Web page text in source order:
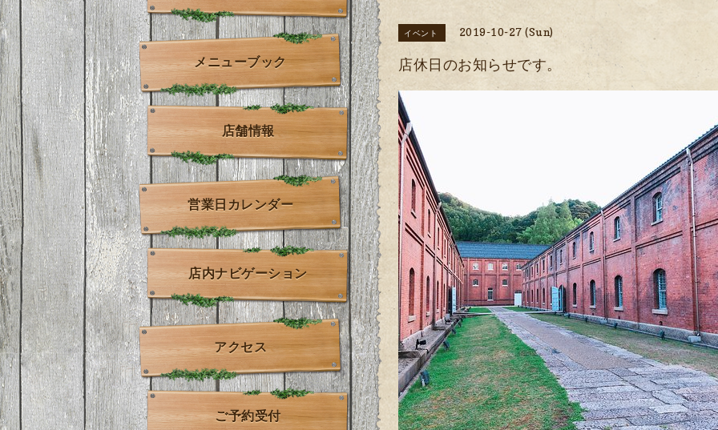
イベント 2019-10-27 (Sun)
店休日のお知らせです。
メニューブック
店舗情報
営業日カレンダー
店内ナビゲーション
アクセス
ご予約受付